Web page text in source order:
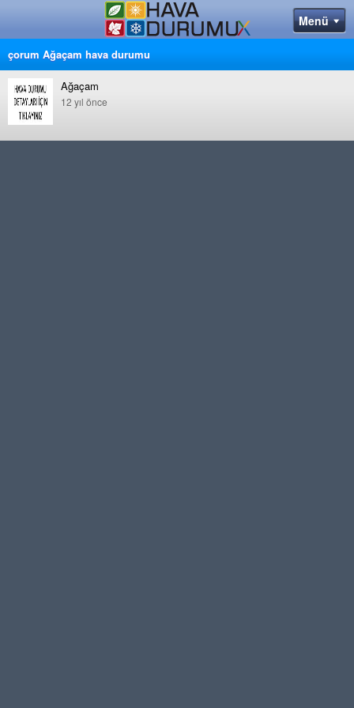
çorum Ağaçam hava durumu
Ağaçam
12 yıl önce